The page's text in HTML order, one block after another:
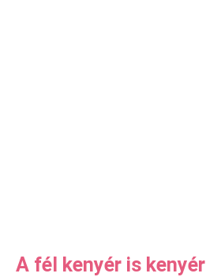
A fél kenyér is kenyér